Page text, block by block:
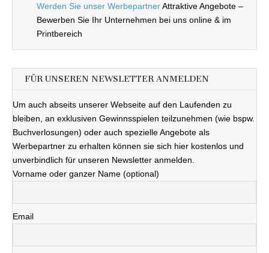
Werden Sie unser WerbepartnerAttraktive Angebote –
Bewerben Sie Ihr Unternehmen bei uns online & im
Printbereich
FÜR UNSEREN NEWSLETTER ANMELDEN
Um auch abseits unserer Webseite auf den Laufenden zu
bleiben, an exklusiven Gewinnsspielen teilzunehmen (wie bspw.
Buchverlosungen) oder auch spezielle Angebote als
Werbepartner zu erhalten können sie sich hier kostenlos und
unverbindlich für unseren Newsletter anmelden.
Vorname oder ganzer Name (optional)
Email